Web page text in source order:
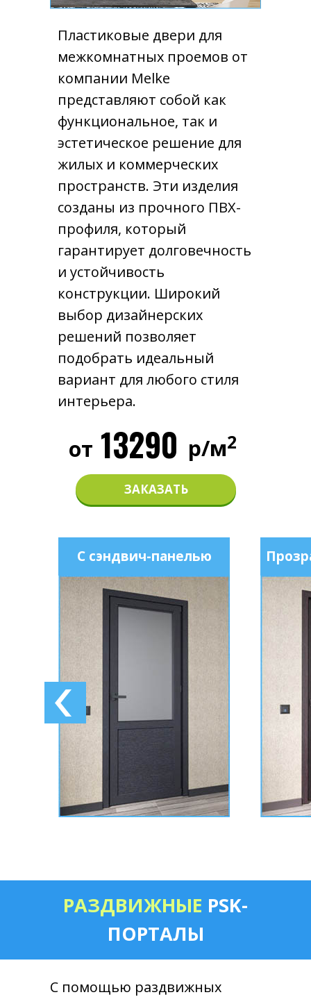
Пластиковые двери для
межкомнатных проемов от
компании Melke
представляют собой как
функциональное, так и
эстетическое решение для
жилых и коммерческих
пространств. Эти изделия
созданы из прочного ПВХ-
профиля, который
гарантирует долговечность
и устойчивость
конструкции. Широкий
выбор дизайнерских
решений позволяет
подобрать идеальный
вариант для любого стиля
интерьера.
от р/м2
13290
ЗАКАЗАТЬ
С сэндвич-панелью
С помощью раздвижных
РАЗДВИЖНЫЕ PSK-
ПОРТАЛЫ